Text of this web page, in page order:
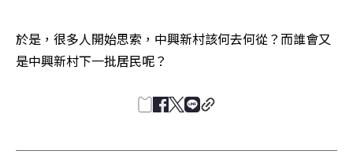
於是，很多人開始思索，中興新村該何去何從？而誰會又
是中興新村下一批居民呢？